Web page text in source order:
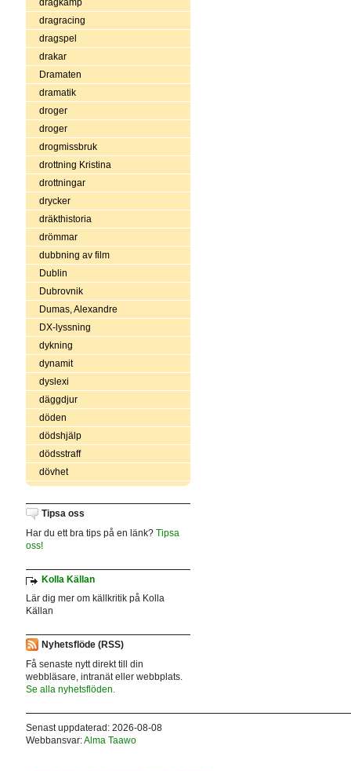
dragkamp
dragracing
dragspel
drakar
Dramaten
dramatik
droger
droger
drogmissbruk
drottning Kristina
drottningar
drycker
dräkthistoria
drömmar
dubbning av film
Dublin
Dubrovnik
Dumas, Alexandre
DX-lyssning
dykning
dynamit
dyslexi
däggdjur
döden
dödshjälp
dödsstraff
dövhet
Tipsa oss
Har du ett bra tips på en länk? Tipsa
oss!
Kolla Källan
Lär dig mer om källkritik på Kolla
Källan
Nyhetsflöde (RSS)
Få senaste nytt direkt till din
webbläsare, intranät eller webbplats.
Se alla nyhetsflöden.
Senast uppdaterad: 2026-08-08
Webbansvar:Alma Taawo